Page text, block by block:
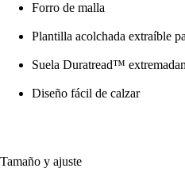
Forro de malla
Plantilla acolchada extraíble
Suela Duratread™
Diseño fácil de calzar
Tamaño y ajuste